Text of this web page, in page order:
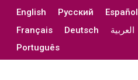
English Русский
Español
Français
Deutsch
العربية
Português